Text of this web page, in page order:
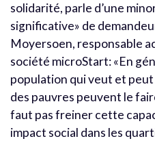
solidarité, parle d’une
significative» de
Moyersoen, responsable
société microStart: «En
population qui veut et
des pauvres peuvent le
faut pas freiner cette
impact social dans les